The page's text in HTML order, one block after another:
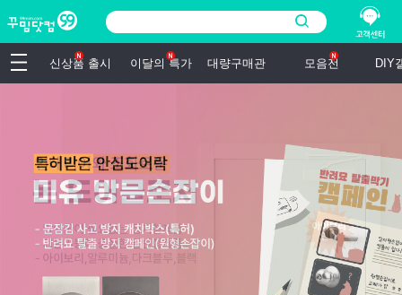
신상품 출시 이달의 특가 대량구매관 모음전 DIY